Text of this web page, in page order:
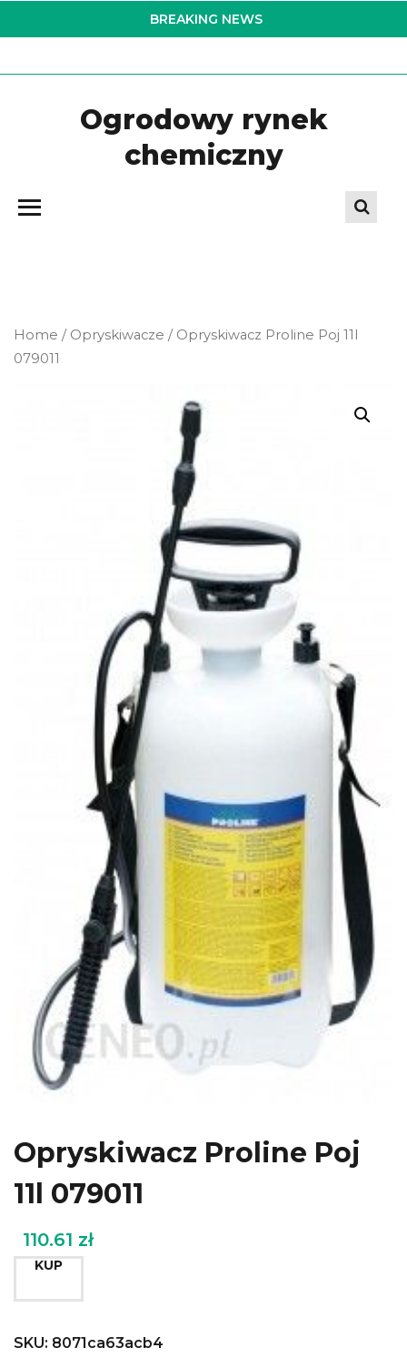
to
BREAKING NEWS
Ogrodowy rynek
chemiczny
Home / Opryskiwacze / Opryskiwacz Proline Poj 11l
079011
Opryskiwacz Proline Poj
11l 079011
110.61 zł
KUP
SKU: 8071ca63acb4